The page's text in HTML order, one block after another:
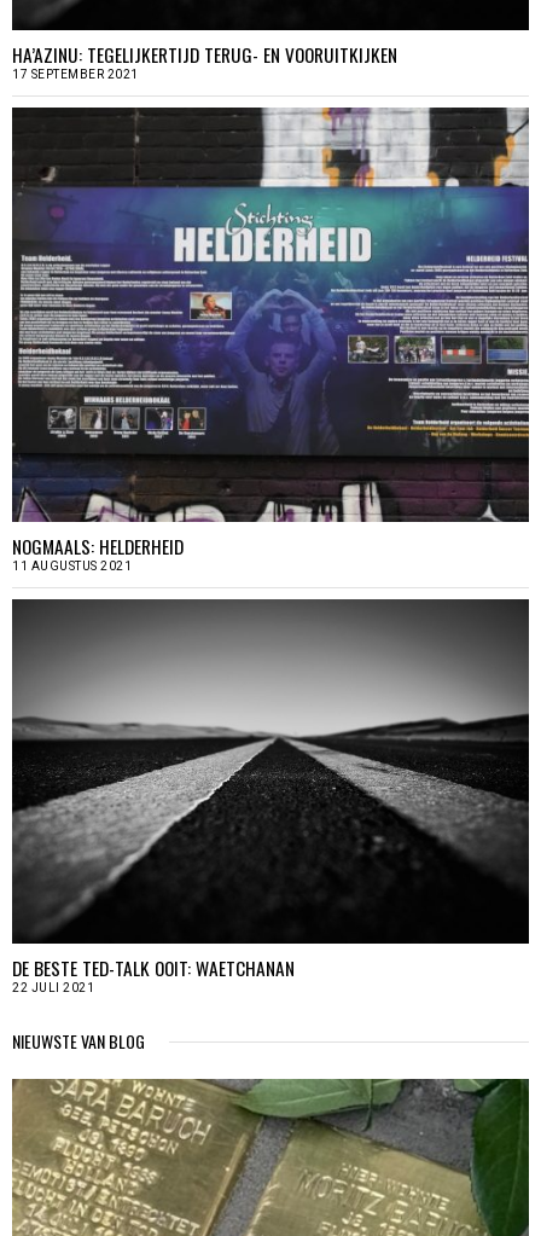
HA’AZINU: TEGELIJKERTIJD TERUG- EN VOORUITKIJKEN
17 SEPTEMBER 2021
NOGMAALS: HELDERHEID
11 AUGUSTUS 2021
DE BESTE TED-TALK OOIT: WAETCHANAN
22 JULI 2021
NIEUWSTE VAN BLOG